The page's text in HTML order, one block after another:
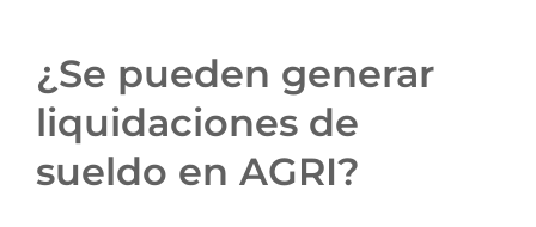
¿Se pueden generar
liquidaciones de
sueldo en AGRI?